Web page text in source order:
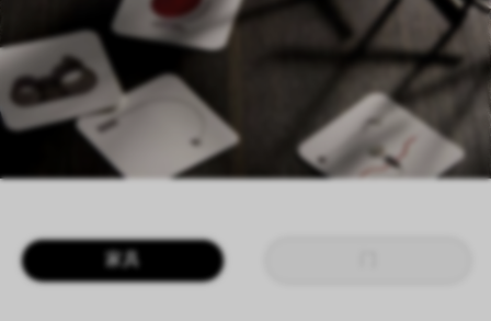
案例
下载专区
SHAPING SURFACES
家具